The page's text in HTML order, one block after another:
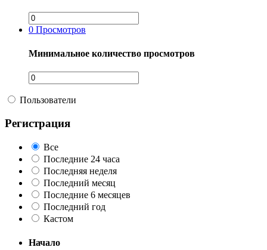
0 Просмотров
Минимальное количество просмотров
Пользователи
Регистрация
Все
Последние 24 часа
Последняя неделя
Последний месяц
Последние 6 месяцев
Последний год
Кастом
Начало